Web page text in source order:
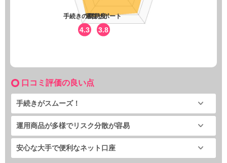
運営サポート
3.8
手続きの簡易度
4.3
口コミ評価の良い点
手続きがスムーズ！
運用商品が多様でリスク分散が容易
安心な大手で便利なネット口座